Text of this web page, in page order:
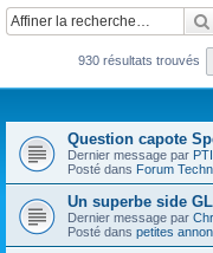
930 résultats trouvés
Question capote
Dernier message par
Posté dans Forum
Un superbe side
Dernier message par
Posté dans petites